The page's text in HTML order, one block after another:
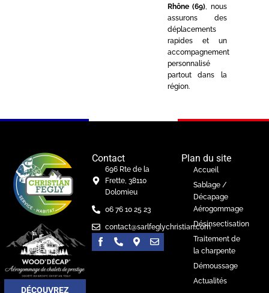
Rhône (69) , nous
assurons des
déplacements
rapides et un
accompagnement
personnalisé
partout dans la
région.
DÉCOUVREZ
Contact
696 Rte de la
Frette, 38110
Dolomieu
06 76 10 25 23
contact@sarlfeglychristian.com
Plan du site
Accueil
Sablage /
Décapage
Aérogommage
Désinsectisation
Traitement de
la charpente
Démoussage
Actualités